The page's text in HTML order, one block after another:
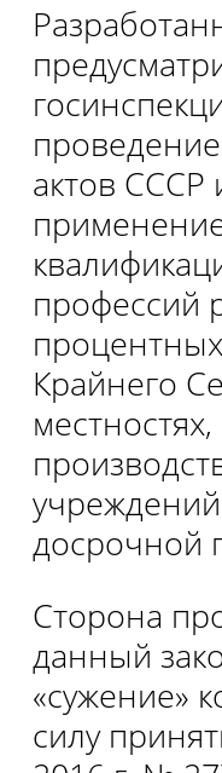
актов
профессий
Крайнего
досрочной
Сторона
данный
«сужение»
силу